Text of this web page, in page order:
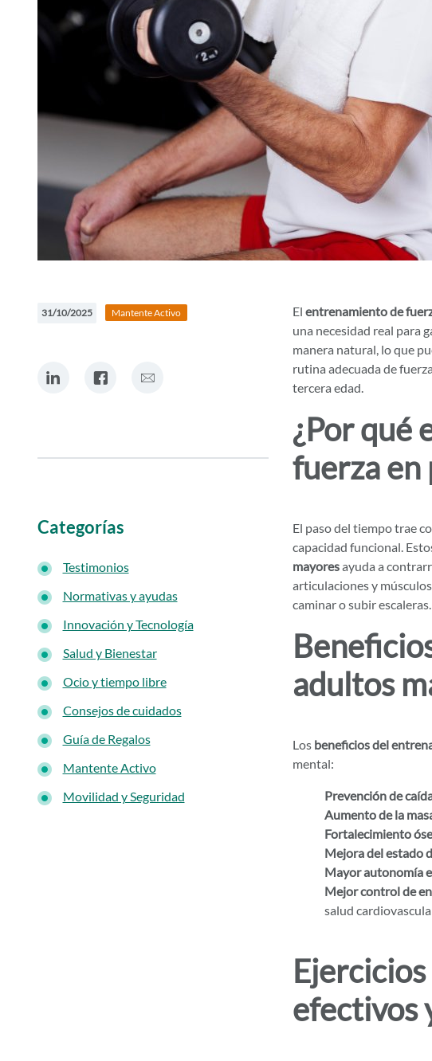
31/10/2025 Mantente Activo
comparte en Linkedin
comparte en Facebook
comparte por Correo electrónico
Categorías
Testimonios
Normativas y ayudas
Innovación y Tecnología
Salud y Bienestar
Ocio y tiempo libre
Consejos de cuidados
Guía de Regalos
Mantente Activo
Movilidad y Seguridad
El entrenamiento de
una necesidad real para
manera natural, lo que
rutina adecuada de
tercera edad.
¿Por qué
fuerza en
El paso del tiempo trae
capacidad funcional.
mayoresayuda a
articulaciones y
caminar o subir escaleras.
adultos
Los beneficios del
mental:
Prevención de
Aumento de la
Fortalecimiento
Mejora del estado
Mayor autonomía
Mejor control de
salud
efectivos